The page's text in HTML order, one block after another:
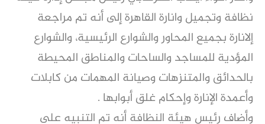
نظافة وتجميل وانارة القاهرة إلى أنه تم مراجعة
إلانارة بجميع المحاور والشوارع الرئيسية، والشوارع
المؤدية للمساجد والساحات والمناطق المحيطة
بالحدائق والمتنزهات وصيانة المهمات من كابلات
وأعمدة الإنارة وإحكام غلق أبوابها .
وأضاف رئيس هيئة النظافة أنه تم التنبيه على